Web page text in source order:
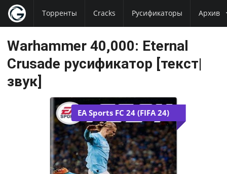
Торренты Cracks Русификаторы Архив
Warhammer 40,000: Eternal
Crusade русификатор [текст|
звук]
EA Sports FC 24 (FIFA 24)